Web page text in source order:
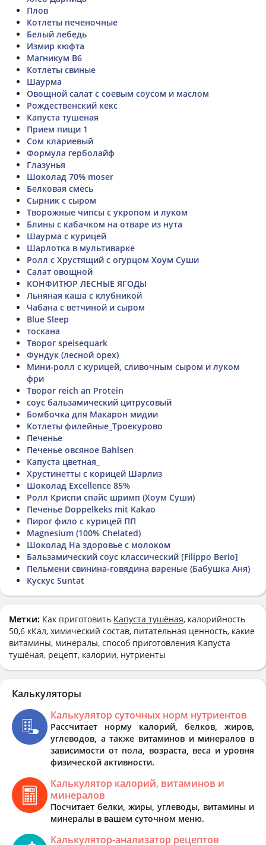
Плов
Котлеты печеночные
Белый лебедь
Измир кюфта
Магникум B6
Котлеты свиные
Шаурма
Овощной салат с соевым соусом и маслом
Рождественский кекс
Капуста тушеная
Прием пищи 1
Сом клариевый
Формула герболайф
Глазунья
Шоколад 70% moser
Белковая смесь
Сырник с сыром
Творожные чипсы с укропом и луком
Блины с кабачком на отваре из нута
Шаурма с курицей
Шарлотка в мультиварке
Ролл с Хрустящий с огурцом Хоум Суши
Салат овощной
КОНФИТЮР ЛЕСНЫЕ ЯГОДЫ
Льняная каша с клубникой
Чабана с ветчиной и сыром
Blue Sleep
тоскана
Творог speisequark
Фундук (лесной орех)
Мини-ролл с курицей, сливочным сыром и луком
фри
Творог reich an Protein
соус бальзамический цитрусовый
Бомбочка для Макарон мидии
Котлеты филейные_Троекурово
Печенье
Печенье овсяное Bahlsen
Капуста цветная_
Хрустинетты с корицей Шарлиз
Шоколад Excellence 85%
Ролл Криспи спайс шримп (Хоум Суши)
Печенье Doppelkeks mit Kakao
Пирог фило с курицей ПП
Magnesium (100% Chelated)
Шоколад На здоровье с молоком
Бальзамический соус классический [Filippo Berio]
Пельмени свинина-говядина вареные (Бабушка Аня)
Кускус Suntat
Метки: Как приготовить Капуста тушёная, калорийность
50,6 кКал, химический состав, питательная ценность, какие
витамины, минералы, способ приготовления Капуста
тушёная, рецепт, калории, нутриенты
Калькуляторы
Калькулятор суточных норм нутриентов
Рассчитает норму калорий, белков, жиров,
углеводов, а также витаминов и минералов в
зависимости от пола, возраста, веса и уровня
физической активности.
Калькулятор калорий, витаминов и
минералов
Посчитает белки, жиры, углеводы, витамины и
минералы в вашем суточном меню.
Калькулятор-анализатор рецептов